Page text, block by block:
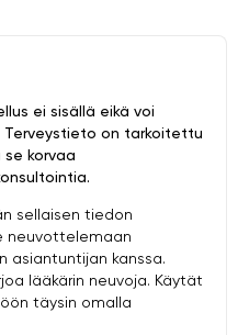
ei sisällä eikä voi
Terveystieto on tarkoitettu
korvaa
sellaisen tiedon
neuvottelemaan
asiantuntijan kanssa.
lääkärin neuvoja. Käytät
täysin omalla